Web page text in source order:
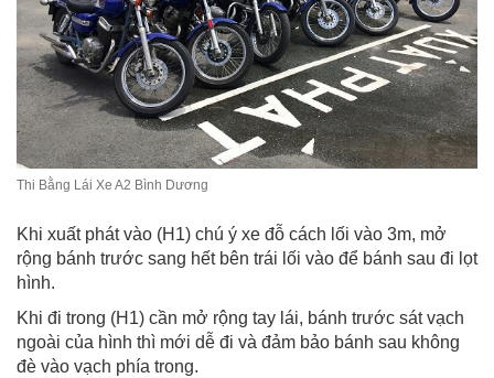
Thi Bằng Lái Xe A2 Bình Dương
Khi xuất phát vào (H1) chú ý xe đỗ cách lối vào 3m, mở
rộng bánh trước sang hết bên trái lối vào để bánh sau đi lọt
hình.
Khi đi trong (H1) cần mở rộng tay lái, bánh trước sát vạch
ngoài của hình thì mới dễ đi và đảm bảo bánh sau không
đè vào vạch phía trong.